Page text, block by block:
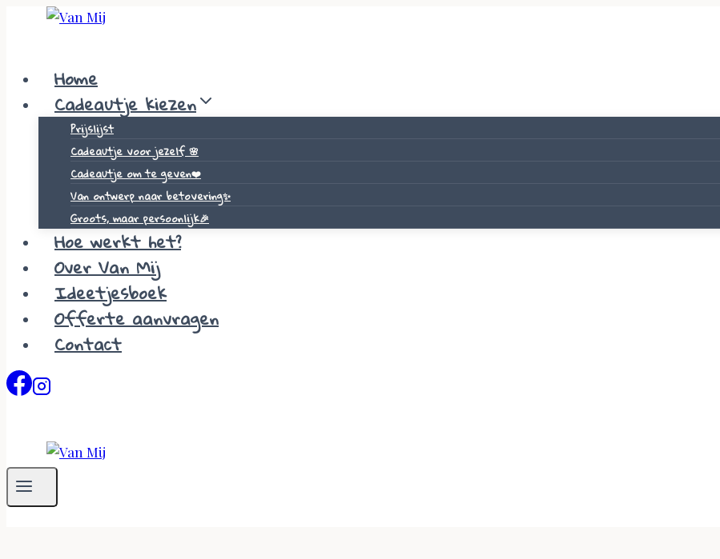
Home
Cadeautje kiezen
Prijslijst
Cadeautje voor jezelf 🌸
Cadeautje om te geven❤️
Van ontwerp naar betovering✨
Groots, maar persoonlijk🎉
Hoe werkt het?
Over Van Mij
Ideetjesboek
Offerte aanvragen
Contact